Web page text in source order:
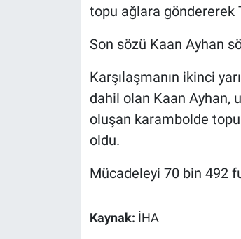
topu ağlara göndererek
Son sözü Kaan Ayhan
Karşılaşmanın ikinci
dahil olan Kaan Ayhan,
oluşan karambolde
oldu.
Mücadeleyi 70 bin 492
Kaynak: İHA